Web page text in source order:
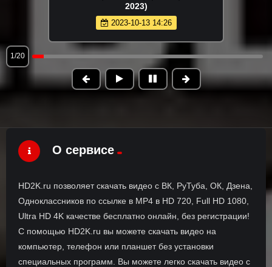
2023)
2023-10-13 14:26
1/20
О сервисе
HD2K.ru позволяет скачать видео с ВК, РуТуба, ОК, Дзена,
Одноклассников по ссылке в MP4 в HD 720, Full HD 1080,
Ultra HD 4K качестве бесплатно онлайн, без регистрации!
С помощью HD2K.ru вы можете скачать видео на
компьютер, телефон или планшет без установки
специальных программ. Вы можете легко скачать видео с